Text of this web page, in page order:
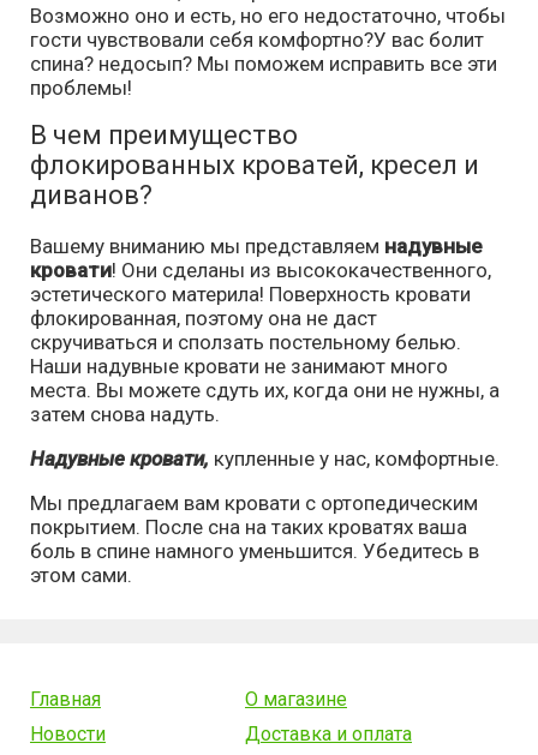
Возможно оно и есть, но его недостаточно, чтобы
гости чувствовали себя комфортно?У вас болит
спина? недосып? Мы поможем исправить все эти
проблемы!
В чем преимущество
флокированных кроватей, кресел и
диванов?
Вашему вниманию мы представляем надувные
кровати! Они сделаны из высококачественного,
эстетического материла! Поверхность кровати
флокированная, поэтому она не даст
скручиваться и сползать постельному белью.
Наши надувные кровати не занимают много
места. Вы можете сдуть их, когда они не нужны, а
затем снова надуть.
Надувные кровати, купленные у нас, комфортные.
Мы предлагаем вам кровати с ортопедическим
покрытием. После сна на таких кроватях ваша
боль в спине намного уменьшится. Убедитесь в
этом сами.
Главная
О магазине
Новости
Доставка и оплата